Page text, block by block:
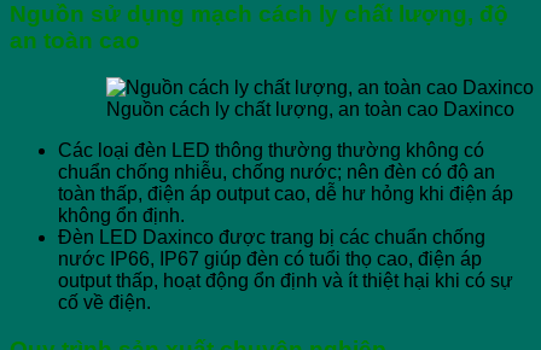
Nguồn sử dụng mạch cách ly chất lượng, độ
an toàn cao
Nguồn cách ly chất lượng, an toàn cao Daxinco
Các loại đèn LED thông thường thường không có
chuẩn chống nhiễu, chống nước; nên đèn có độ an
toàn thấp, điện áp output cao, dễ hư hỏng khi điện áp
không ổn định.
Đèn LED Daxinco được trang bị các chuẩn chống
nước IP66, IP67 giúp đèn có tuổi thọ cao, điện áp
output thấp, hoạt động ổn định và ít thiệt hại khi có sự
cố về điện.